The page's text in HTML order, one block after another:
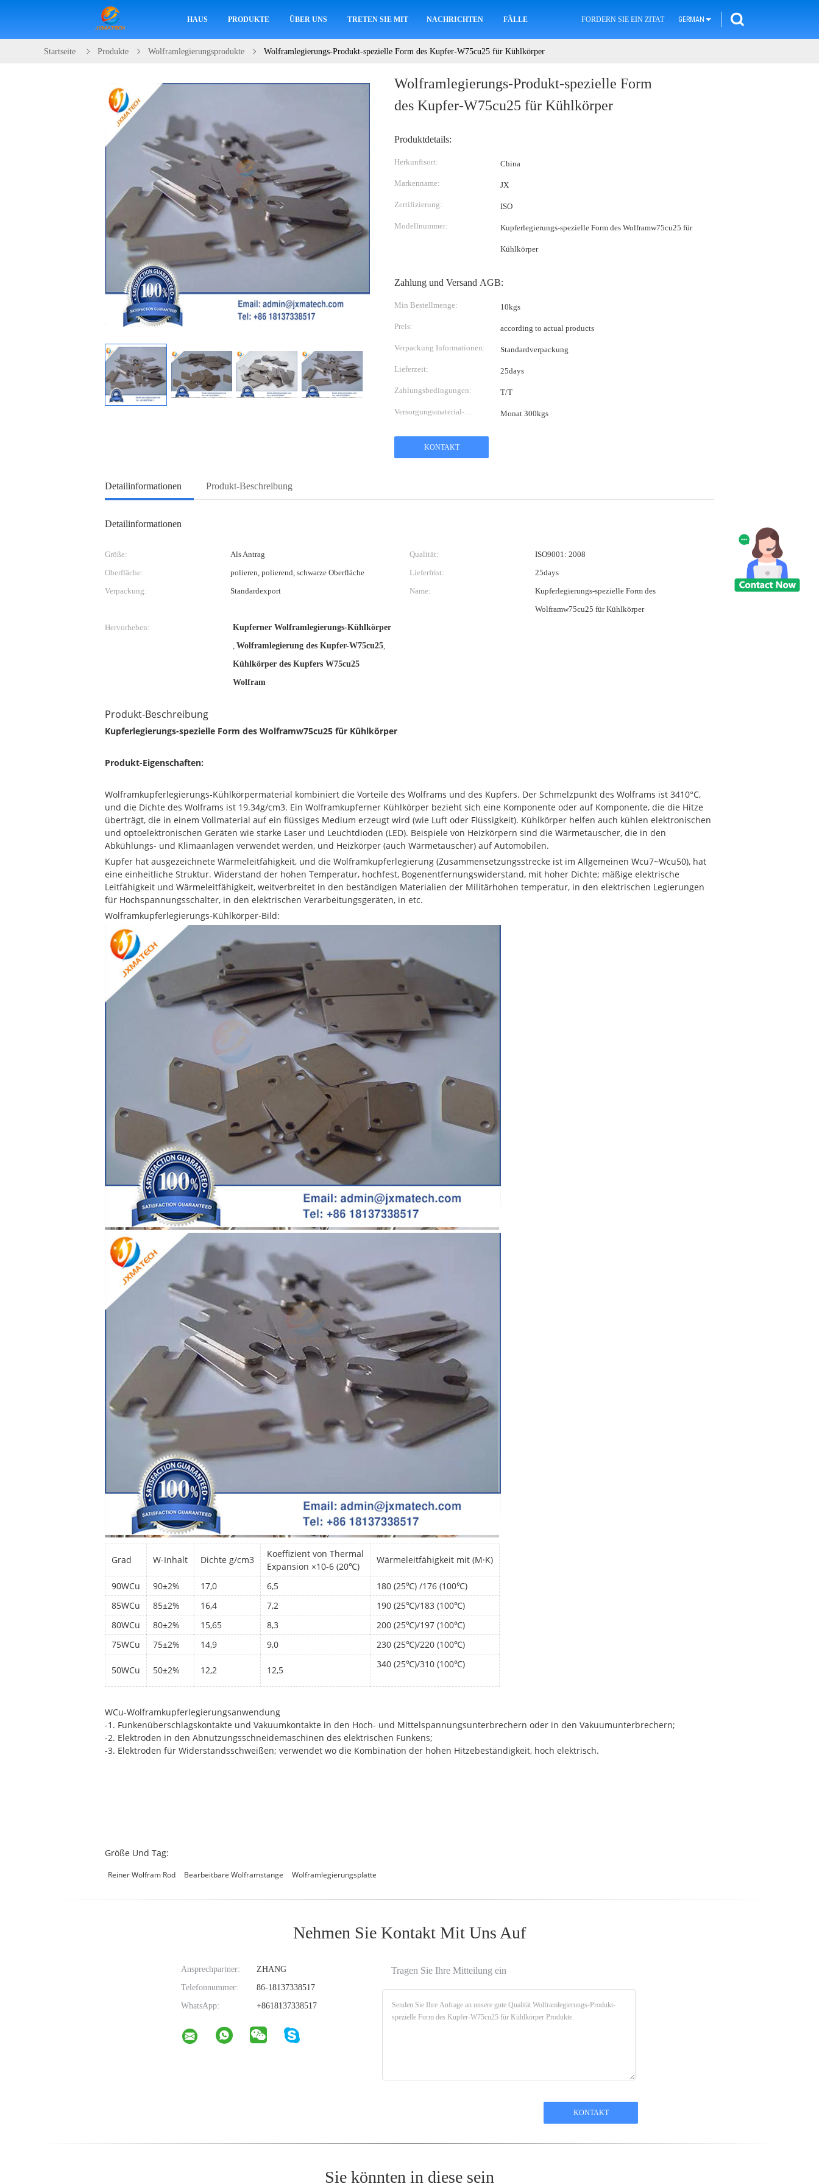
HAUS PRODUKTE ÜBER UNS TRETEN SIE MIT UNS IN VERBINDUNG
NACHRICHTEN FÄLLE FORDERN SIE EIN ZITAT GERMAN
Startseite Produkte Wolframlegierungsprodukte Wolframlegierungs-Produkt-spezielle Form des Kupfer-W75cu25 für Kühlkörper
Wolframlegierungs-Produkt-spezielle Form
des Kupfer-W75cu25 für Kühlkörper
Produktdetails:
Herkunftsort: China
Markenname: JX
Zertifizierung: ISO
Modellnummer: Kupferlegierungs-spezielle Form des Wolframw75cu25 für
Kühlkörper
Zahlung und Versand AGB:
Min Bestellmenge: 10kgs
Preis: according to actual products
Verpackung Informationen: Standardverpackung
Lieferzeit: 25days
Zahlungsbedingungen: T/T
Versorgungsmaterial-
Monat 300kgs
KONTAKT
Detailinformationen Produkt-Beschreibung
Detailinformationen
Größe: Als Antrag Qualität:
ISO9001: 2008
Oberfläche:
polieren, polierend, schwarze Oberfläche Lieferfrist:
25days
Verpackung:
Standardexport Name:
Kupferlegierungs-spezielle Form des
Wolframw75cu25 für Kühlkörper
Hervorheben:
Kupferner Wolframlegierungs-Kühlkörper
, Wolframlegierung des Kupfer-W75cu25,
Kühlkörper des Kupfers W75cu25
Wolfram
Produkt-Beschreibung
Kupferlegierungs-spezielle Form des Wolframw75cu25 für Kühlkörper
Produkt-Eigenschaften:
Wolframkupferlegierungs-Kühlkörpermaterial kombiniert die Vorteile des Wolframs und des Kupfers. Der Schmelzpunkt des Wolframs ist 3410°C,
und die Dichte des Wolframs ist 19.34g/cm3. Ein Wolframkupferner Kühlkörper bezieht sich eine Komponente oder auf Komponente, die die Hitze
überträgt, die in einem Vollmaterial auf ein flüssiges Medium erzeugt wird (wie Luft oder Flüssigkeit). Kühlkörper helfen auch kühlen elektronischen
und optoelektronischen Geräten wie starke Laser und Leuchtdioden (LED). Beispiele von Heizkörpern sind die Wärmetauscher, die in den
Abkühlungs- und Klimaanlagen verwendet werden, und Heizkörper (auch Wärmetauscher) auf Automobilen.
Kupfer hat ausgezeichnete Wärmeleitfähigkeit, und die Wolframkupferlegierung (Zusammensetzungsstrecke ist im Allgemeinen Wcu7~Wcu50), hat
eine einheitliche Struktur. Widerstand der hohen Temperatur, hochfest, Bogenentfernungswiderstand, mit hoher Dichte; mäßige elektrische
Leitfähigkeit und Wärmeleitfähigkeit, weitverbreitet in den beständigen Materialien der Militärhohen temperatur, in den elektrischen Legierungen
für Hochspannungsschalter, in den elektrischen Verarbeitungsgeräten, in etc.
Wolframkupferlegierungs-Kühlkörper-Bild:
Grad W-Inhalt Dichte g/cm3
Koeffizient von Thermal
Expansion ×10-6 (20℃)
Wärmeleitfähigkeit mit (M·K)
90WCu 90±2% 17,0 6,5
180 (25℃) /176 (100℃)
85WCu
85±2% 16,4 7,2
190 (25℃)/183 (100℃)
80WCu
80±2% 15,65 8,3
200 (25℃)/197 (100℃)
75WCu
75±2% 14,9 9,0 230 (25℃)/220 (100℃)
50WCu 50±2% 12,2 12,5
340 (25℃)/310 (100℃)
WCu-Wolframkupferlegierungsanwendung
-1. Funkenüberschlagskontakte und Vakuumkontakte in den Hoch- und Mittelspannungsunterbrechern oder in den Vakuumunterbrechern;
-2. Elektroden in den Abnutzungsschneidemaschinen des elektrischen Funkens;
-3. Elektroden für Widerstandsschweißen; verwendet wo die Kombination der hohen Hitzebeständigkeit, hoch elektrisch.
Größe Und Tag:
Reiner Wolfram Rod Bearbeitbare Wolframstange Wolframlegierungsplatte
Nehmen Sie Kontakt Mit Uns Auf
Ansprechpartner:
ZHANG
Telefonnummer:
86-18137338517
WhatsApp:
+8618137338517
Tragen Sie Ihre Mitteilung ein
Sie könnten in diese sein